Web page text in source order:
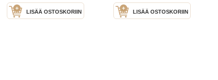
LISÄÄ OSTOSKORIIN LISÄÄ OSTOSKORIIN